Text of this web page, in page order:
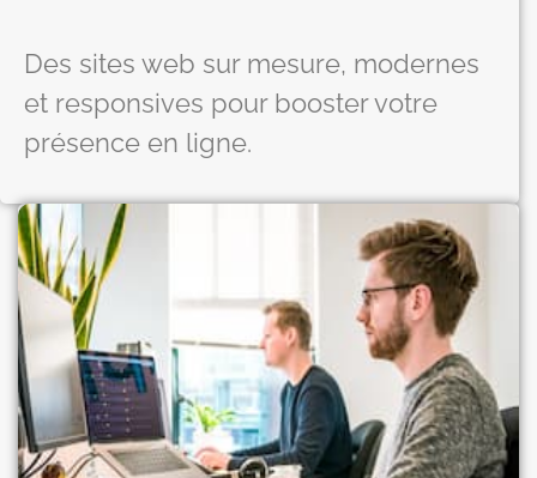
Des sites web sur mesure, modernes
et responsives pour booster votre
présence en ligne.